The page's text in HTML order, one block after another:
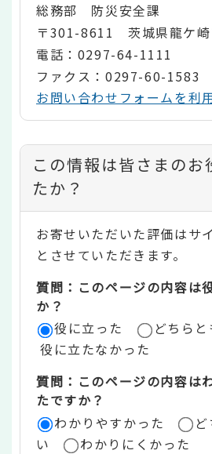
総務部 防災安全課
〒301-8611 茨城県龍ケ
電話：0297-64-1111
ファクス：0297-60-1583
お問い合わせフォームを利
コ
ン
テ
ン
ツ
評
価
リ
ア
この情報は皆さまのお
たか？
お寄せいただいた評価はサ
とさせていただきます。
質問：このページの内容は
か？
役に立った
どちら
役に立たなかった
質問：このページの内容は
たですか？
わかりやすかった
い
わかりにくかった